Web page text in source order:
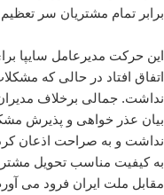
برابر تمام مشتریان سر
این حرکت مدیرعامل سایپا
اتفاق افتاد در حالی که
نداشت. جمالی برخلاف مدیران
بیان عذر خواهی و پذیرش
نداشت و به صراحت اذعان
به کیفیت مناسب تحویل
مقابل ملت ایران فرود می